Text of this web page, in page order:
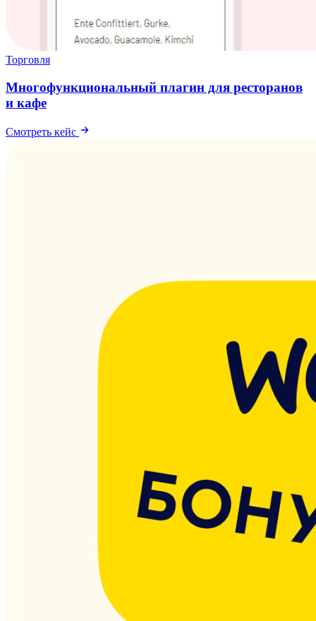
Торговля
Многофункциональный плагин для ресторанов
и кафе
Смотреть кейс